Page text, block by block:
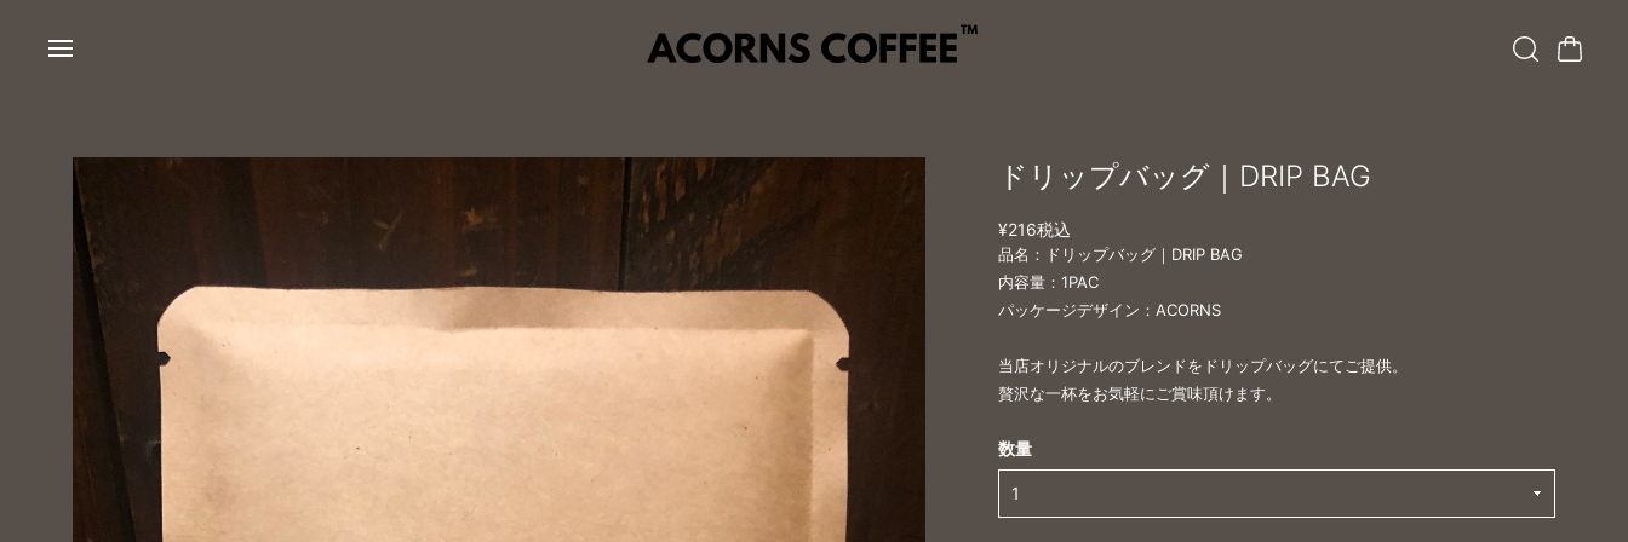
ドリップバッグ｜DRIP BAG
¥216税込
品名：ドリップバッグ｜DRIP BAG
内容量：1PAC
パッケージデザイン：ACORNS
当店オリジナルのブレンドをドリップバッグにてご提供。
贅沢な一杯をお気軽にご賞味頂けます。
数量